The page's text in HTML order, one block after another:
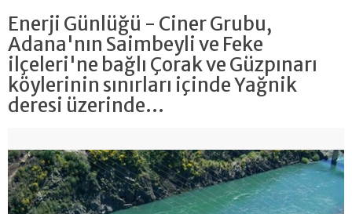
Enerji Günlüğü - Ciner Grubu,
Adana'nın Saimbeyli ve Feke
ilçeleri'ne bağlı Çorak ve Güzpınarı
köylerinin sınırları içinde Yağnik
deresi üzerinde...